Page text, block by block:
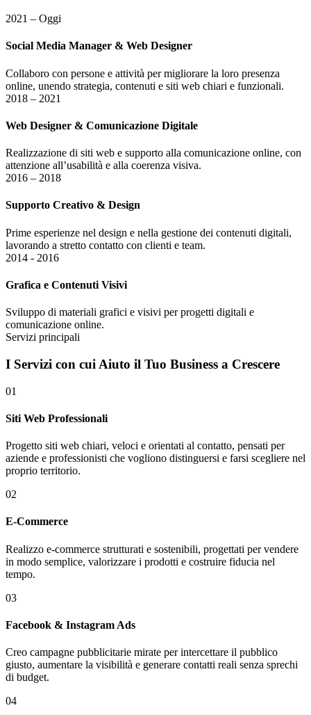
2021 – Oggi
Social Media Manager & Web Designer
Collaboro con persone e attività per migliorare la loro presenza
online, unendo strategia, contenuti e siti web chiari e funzionali.
2018 – 2021
Web Designer & Comunicazione Digitale
Realizzazione di siti web e supporto alla comunicazione online, con
attenzione all’usabilità e alla coerenza visiva.
2016 – 2018
Supporto Creativo & Design
Prime esperienze nel design e nella gestione dei contenuti digitali,
lavorando a stretto contatto con clienti e team.
2014 - 2016
Grafica e Contenuti Visivi
Sviluppo di materiali grafici e visivi per progetti digitali e
comunicazione online.
Servizi principali
I Servizi con cui Aiuto il Tuo Business a Crescere
01
Siti Web Professionali
Progetto siti web chiari, veloci e orientati al contatto, pensati per
aziende e professionisti che vogliono distinguersi e farsi scegliere nel
proprio territorio.
02
E-Commerce
Realizzo e-commerce strutturati e sostenibili, progettati per vendere
in modo semplice, valorizzare i prodotti e costruire fiducia nel
tempo.
03
Facebook & Instagram Ads
Creo campagne pubblicitarie mirate per intercettare il pubblico
giusto, aumentare la visibilità e generare contatti reali senza sprechi
di budget.
04